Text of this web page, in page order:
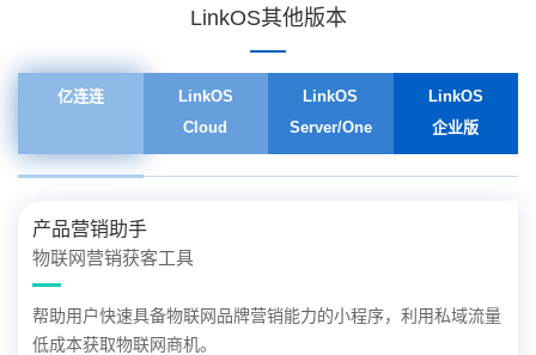
LinkOS其他版本
亿连连
LinkOS
Cloud
LinkOS
Server/One
LinkOS
企业版
产品营销助手
物联网营销获客工具
帮助用户快速具备物联网品牌营销能力的小程序，利用私域流量
低成本获取物联网商机。